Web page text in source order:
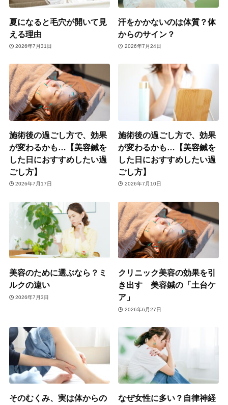
夏になると毛穴が開いて見
える理由
2026年7月31日
汗をかかないのは体質？体
からのサイン？
2026年7月24日
施術後の過ごし方で、効果
が変わるかも…【美容鍼を
した日におすすめしたい過
ごし方】
2026年7月17日
施術後の過ごし方で、効果
が変わるかも…【美容鍼を
した日におすすめしたい過
ごし方】
2026年7月10日
美容のために選ぶなら？ミ
ルクの違い
2026年7月3日
クリニック美容の効果を引
き出す 美容鍼の「土台ケ
ア」
2026年6月27日
そのむくみ、実は体からの
なぜ女性に多い？自律神経